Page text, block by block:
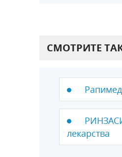
СМОТРИТЕ
Рапимед
лекарства